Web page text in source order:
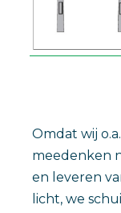
Omdat wij
meedenken
en leveren
licht, we